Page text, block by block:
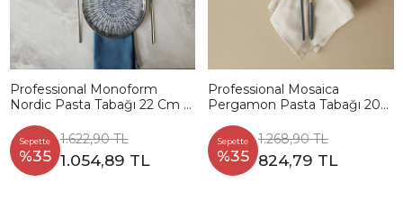
Professional Monoform
Nordic Pasta Tabağı 22 Cm 6
Sepette
%35
1.622,90 TL
1.054,89 TL
Professional Mosaica
Pergamon Pasta Tabağı 20
Sepette
%35
1.268,90 TL
824,79 TL